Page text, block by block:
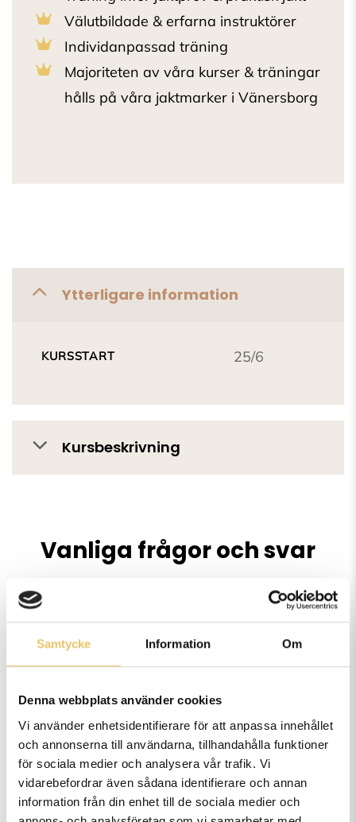
Samtycke Information Om
Denna webbplats använder cookies
Vi använder enhetsidentifierare för att anpassa innehållet
och annonserna till användarna, tillhandahålla funktioner
för sociala medier och analysera vår trafik. Vi
vidarebefordrar även sådana identifierare och annan
information från din enhet till de sociala medier och
Välutbildade & erfarna instruktörer
Individanpassad träning
Majoriteten av våra kurser & träningar
hålls på våra jaktmarker i Vänersborg
Ytterligare information
KURSSTART 25/6
Kursbeskrivning
Vanliga frågor och svar
Vart håller ni era kurser?
Hur många deltagare har ni på
era kurser?
Kan man delbetala era kurser?